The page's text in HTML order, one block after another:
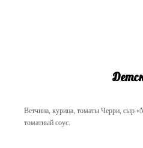
Ветчина, курица, томаты Черри, сыр
томатный соус.